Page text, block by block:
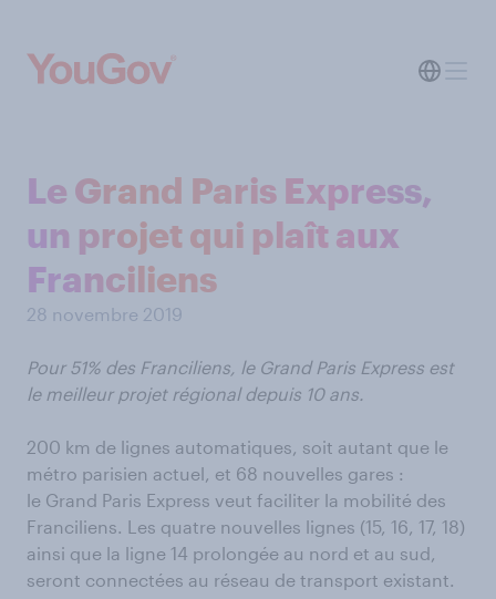
Le Grand Paris Express,
un projet qui plaît aux
Franciliens
28 novembre 2019
Pour 51% des Franciliens, le Grand Paris Express est
le meilleur projet régional depuis 10 ans.
200 km de lignes automatiques, soit autant que le
métro parisien actuel, et 68 nouvelles gares :
le Grand Paris Express veut faciliter la mobilité des
Franciliens. Les quatre nouvelles lignes (15, 16, 17, 18)
ainsi que la ligne 14 prolongée au nord et au sud,
seront connectées au réseau de transport existant.